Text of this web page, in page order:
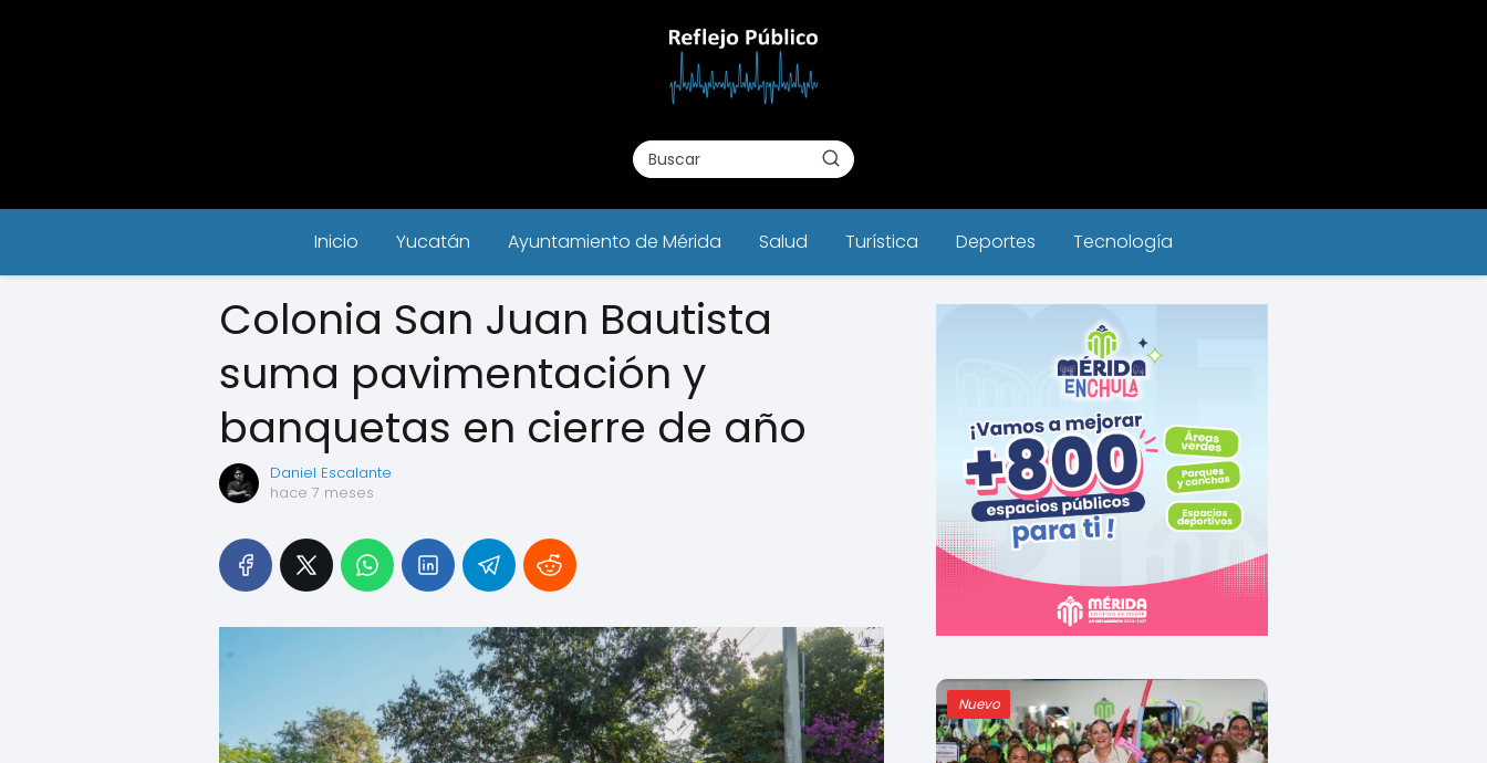
Inicio Yucatán Ayuntamiento de Mérida Salud Turística Deportes Tecnología
Colonia San Juan Bautista
suma pavimentación y
banquetas en cierre de año
Daniel Escalante
hace 7 meses
Nuevo